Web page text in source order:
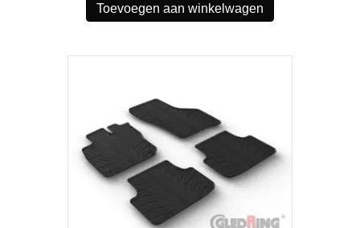
Toevoegen aan winkelwagen